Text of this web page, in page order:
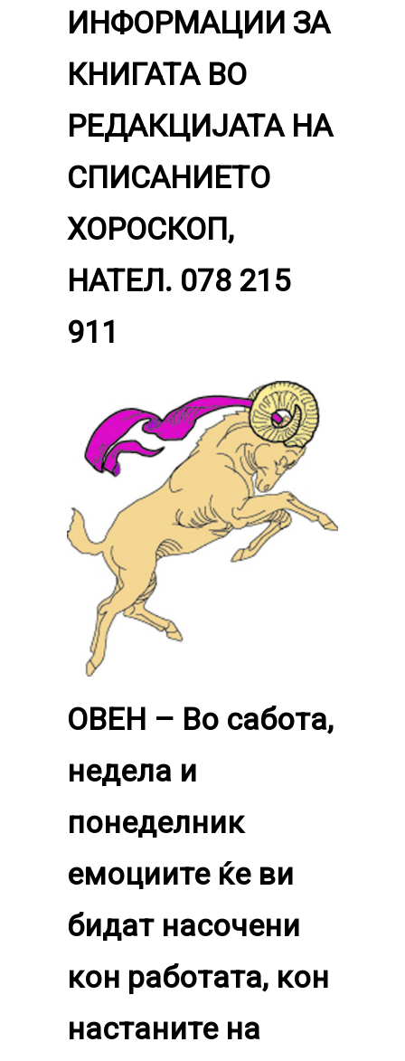
ИНФОРМАЦИИ ЗА
КНИГАТА ВО
РЕДАКЦИЈАТА НА
СПИСАНИЕТО
ХОРОСКОП,
НАТЕЛ. 078 215
911
ОВЕН – Во сабота,
недела и
понеделник
емоциите ќе ви
бидат насочени
кон работата, кон
настаните на